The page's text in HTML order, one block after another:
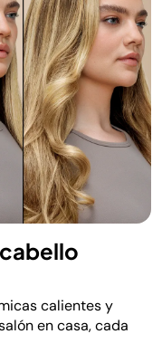
calientes y
en casa, cada